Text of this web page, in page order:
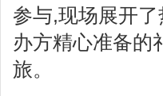
参与,现场展开
办方精心准备的
旅。